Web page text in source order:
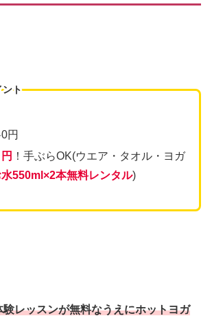
ント
円
！手ぶらOK(ウエア・タオル・ヨガ
水550ml×2本無料レンタル)
験レッスンが無料なうえにホットヨガ